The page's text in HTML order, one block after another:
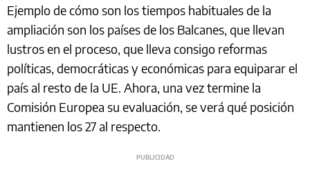
Ejemplo de cómo son los tiempos habituales de la
ampliación son los países de los Balcanes, que llevan
lustros en el proceso, que lleva consigo reformas
políticas, democráticas y económicas para equiparar el
país al resto de la UE. Ahora, una vez termine la
Comisión Europea su evaluación, se verá qué posición
mantienen los 27 al respecto.